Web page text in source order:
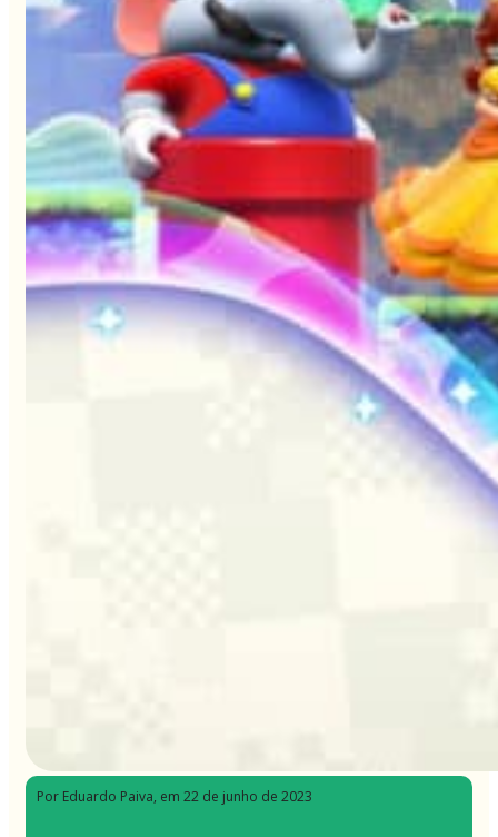
Por Eduardo Paiva, em 22 de junho de 2023